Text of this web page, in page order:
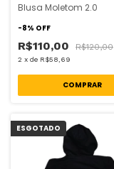
Blusa Moletom 2.0
-8% OFF
R$110,00 R$120,00
2 x de R$58,69
COMPRAR
ESGOTADO